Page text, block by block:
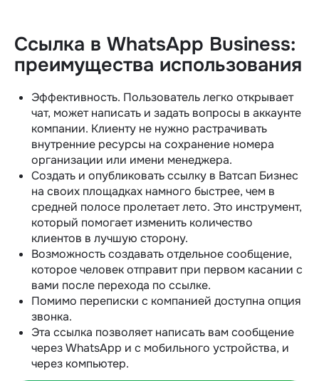
Ссылка в WhatsApp Business:
преимущества использования
Эффективность. Пользователь легко открывает
чат, может написать и задать вопросы в аккаунте
компании. Клиенту не нужно растрачивать
внутренние ресурсы на сохранение номера
организации или имени менеджера.
Создать и опубликовать ссылку в Ватсап Бизнес
на своих площадках намного быстрее, чем в
средней полосе пролетает лето. Это инструмент,
который помогает изменить количество
клиентов в лучшую сторону.
Возможность создавать отдельное сообщение,
которое человек отправит при первом касании с
вами после перехода по ссылке.
Помимо переписки с компанией доступна опция
звонка.
Эта ссылка позволяет написать вам сообщение
через WhatsApp и с мобильного устройства, и
через компьютер.